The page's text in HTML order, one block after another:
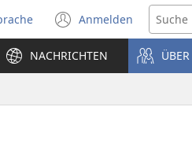
Anmelden
(öffnet
neues
Fenster)
NACHRICHTEN